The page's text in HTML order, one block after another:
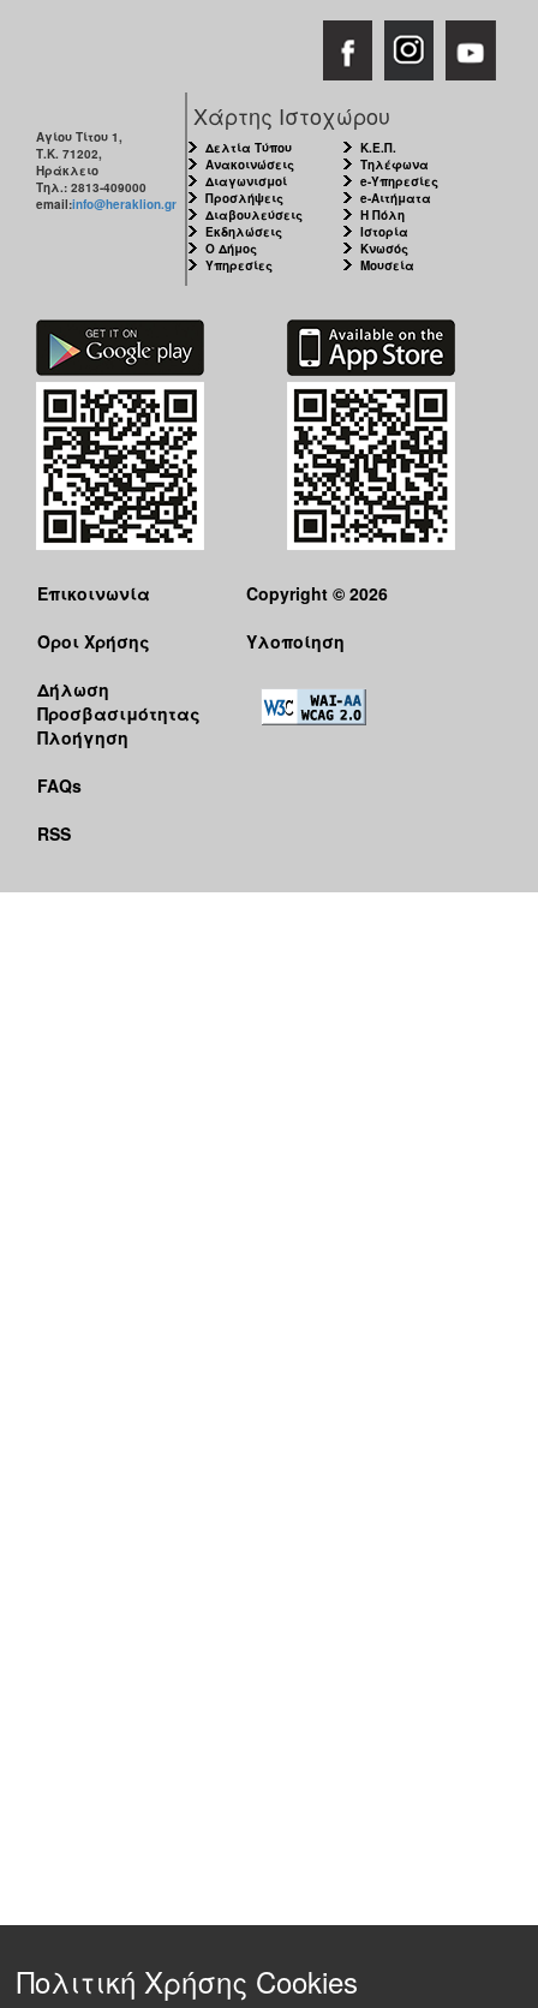
Αγίου Τίτου 1,
Τ.Κ. 71202,
Ηράκλειο
Τηλ.: 2813-409000
email:info@heraklion.gr
Χάρτης Ιστοχώρου
Δελτία Τύπου
Ανακοινώσεις
Διαγωνισμοί
Προσλήψεις
Διαβουλεύσεις
Εκδηλώσεις
Ο Δήμος
Υπηρεσίες
Κ.Ε.Π.
Τηλέφωνα
e-Υπηρεσίες
e-Αιτήματα
Η Πόλη
Ιστορία
Κνωσός
Μουσεία
Επικοινωνία
Όροι Χρήσης
Δήλωση
Προσβασιμότητας
Πλοήγηση
FAQs
RSS
Copyright © 2026
Υλοποίηση
Πολιτική Χρήσης Cookies